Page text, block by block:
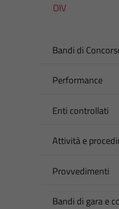
OIV
Bandi di
Performance
Enti controllati
Attività e
Provvedimenti
Bandi di gara e